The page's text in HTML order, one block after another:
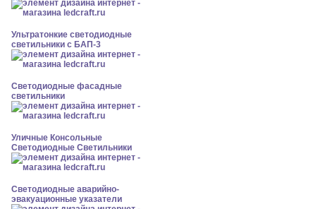
Ультратонкие светодиодные
светильники с БАП-3
Светодиодные фасадные
светильники
Уличные Консольные
Светодиодные Светильники
Светодиодные аварийно-
эвакуационные указатели